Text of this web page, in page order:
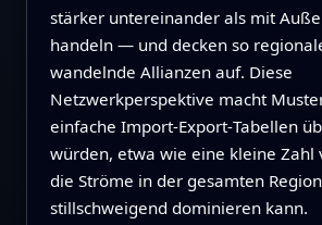
stärker untereinander als mit
handeln — und decken so
wandelnde Allianzen auf. Diese
Netzwerkperspektive macht
einfache Import‑Export‑Tabellen
würden, etwa wie eine kleine Zahl
die Ströme in der gesamten Region
stillschweigend dominieren kann.